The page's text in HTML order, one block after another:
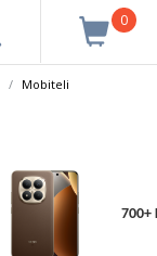
0
Mobiteli
700+